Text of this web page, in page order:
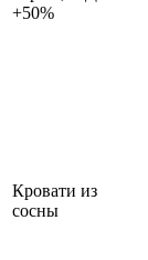
+50%
Кровати из
сосны